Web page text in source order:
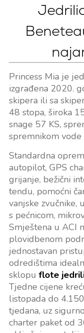
Princess Mia je
izgrađena 2020.
skipera ili sa
48 stopa, široka
snage 57 KS,
spremnikom
Standardna
autopilot, GPS
grijanje, bežični
tendu, pomoćni
vanjske
s pećnicom,
Smještena u ACI
plovidbenom
jednostavan
odredištima
sklopu flote
Tjedne cijene
listopada do
tjedana, uz
charter paket od